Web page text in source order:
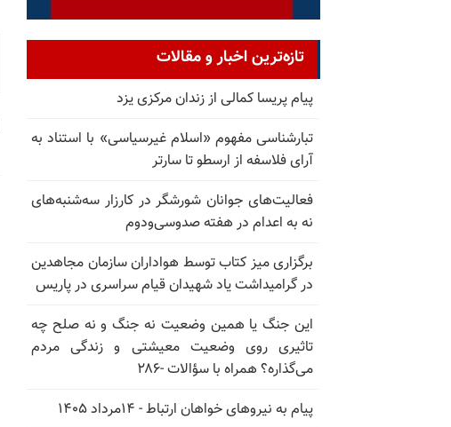
تازه‌ترین اخبار و مقالات
پیام پریسا کمالی از زندان مرکزی یزد
تبارشناسی مفهوم «اسلام غیرسیاسی» با استناد به
آرای فلاسفه از ارسطو تا سارتر
فعالیت‌های جوانان شورشگر در کارزار سه‌شنبه‌های
نه به اعدام در هفته صدوسی‌و‌دوم
برگزاری میز کتاب توسط هواداران سازمان مجاهدین
در گرامیداشت یاد شهیدان قیام سراسری در پاریس
این جنگ یا همین وضعیت نه جنگ و نه صلح چه
تاثیری روی وضعیت معیشتی و زندگی مردم
می‌گذاره؟ همراه با سؤالات -۲۸۶
پیام به نیروهای خواهان ارتباط - ۱۴مرداد ۱۴۰۵